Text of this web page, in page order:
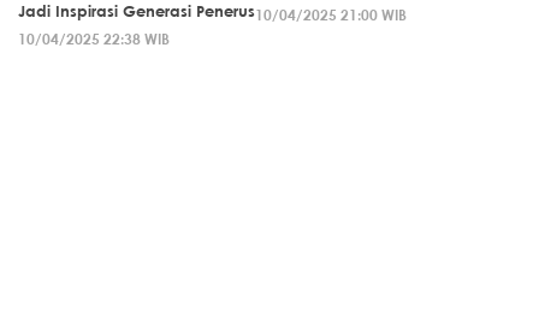
Jadi Inspirasi Generasi Penerus
10/04/2025 22:38 WIB
10/04/2025 21:00 WIB